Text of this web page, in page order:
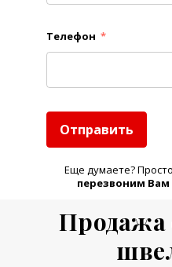
Телефон *
Отправить
Еще думаете?
перезвоним Вам
Продажа